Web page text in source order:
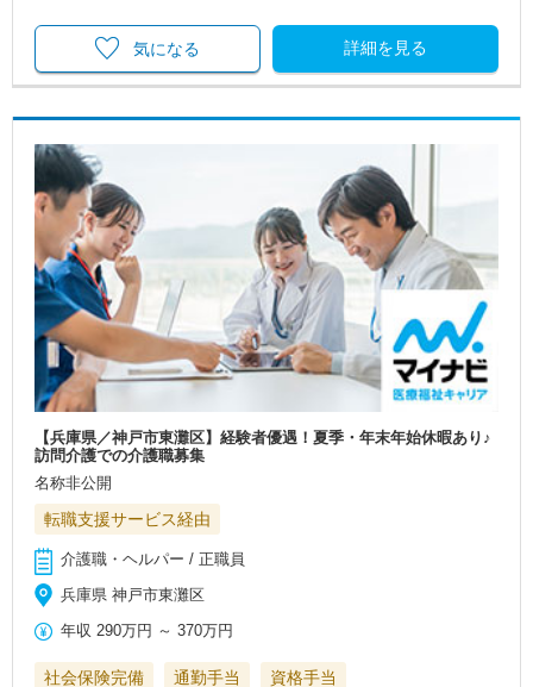
詳細を見る
気になる
【兵庫県／神戸市東灘区】経験者優遇！夏季・年末年始休暇あり♪
訪問介護での介護職募集
名称非公開
転職支援サービス経由
介護職・ヘルパー / 正職員
兵庫県 神戸市東灘区
年収 290万円 ～370万円
社会保険完備 通勤手当 資格手当